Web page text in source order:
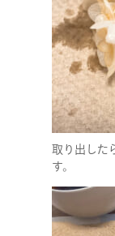
取り出した
す。